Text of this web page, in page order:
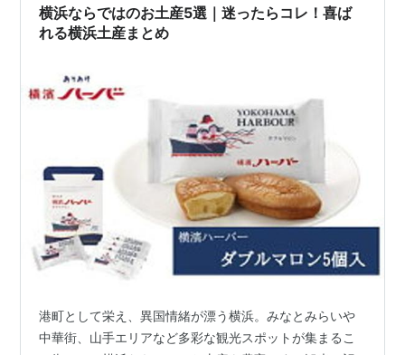
横浜ならではのお土産5選｜迷ったらコレ！喜ば
れる横浜土産まとめ
港町として栄え、異国情緒が漂う横浜。みなとみらいや
中華街、山手エリアなど多彩な観光スポットが集まるこ